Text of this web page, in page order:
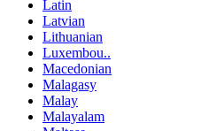
Latin
Latvian
Lithuanian
Luxembou..
Macedonian
Malagasy
Malay
Malayalam